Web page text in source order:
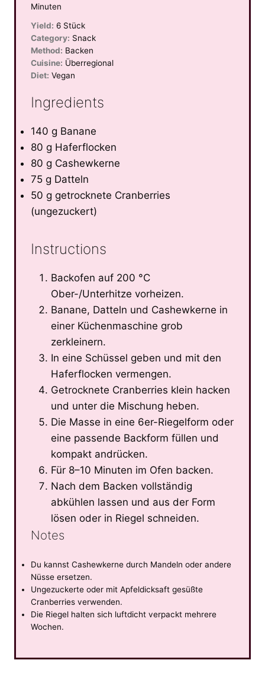
Minuten
Yield: 6 Stück
Category: Snack
Method: Backen
Cuisine: Überregional
Diet: Vegan
Ingredients
140 g Banane
80 g Haferflocken
80 g Cashewkerne
75 g Datteln
50 g getrocknete Cranberries
(ungezuckert)
Instructions
Backofen auf 200 °C
Ober-/Unterhitze vorheizen.
Banane, Datteln und Cashewkerne in
einer Küchenmaschine grob
zerkleinern.
In eine Schüssel geben und mit den
Haferflocken vermengen.
Getrocknete Cranberries klein hacken
und unter die Mischung heben.
Die Masse in eine 6er-Riegelform oder
eine passende Backform füllen und
kompakt andrücken.
Für 8–10 Minuten im Ofen backen.
Nach dem Backen vollständig
abkühlen lassen und aus der Form
lösen oder in Riegel schneiden.
Notes
Du kannst Cashewkerne durch Mandeln oder andere
Nüsse ersetzen.
Ungezuckerte oder mit Apfeldicksaft gesüßte
Cranberries verwenden.
Die Riegel halten sich luftdicht verpackt mehrere
Wochen.